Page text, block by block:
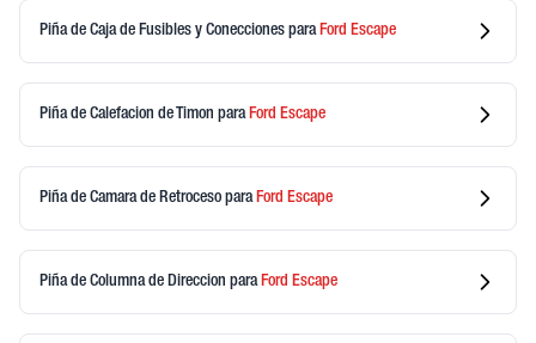
Piña de Caja de Fusibles y Conecciones para Ford Escape
Piña de Calefacion de Timon para Ford Escape
Piña de Camara de Retroceso para Ford Escape
Piña de Columna de Direccion para Ford Escape